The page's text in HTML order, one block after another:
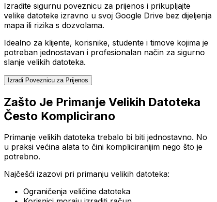
Izradite sigurnu poveznicu za prijenos i prikupljajte
velike datoteke izravno u svoj Google Drive bez dijeljenja
mapa ili rizika s dozvolama.
Idealno za klijente, korisnike, studente i timove kojima je
potreban jednostavan i profesionalan način za sigurno
slanje velikih datoteka.
Izradi Poveznicu za Prijenos
Zašto Je Primanje Velikih Datoteka
Često Komplicirano
Primanje velikih datoteka trebalo bi biti jednostavno. No
u praksi većina alata to čini kompliciranijim nego što je
potrebno.
Najčešći izazovi pri primanju velikih datoteka:
Ograničenja veličine datoteka